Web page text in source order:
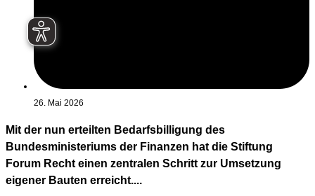
26. Mai 2026
Mit der nun erteilten Bedarfsbilligung des
Bundesministeriums der Finanzen hat die Stiftung
Forum Recht einen zentralen Schritt zur Umsetzung
eigener Bauten erreicht....